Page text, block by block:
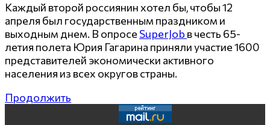
Каждый второй россиянин хотел бы, чтобы 12
апреля был государственным праздником и
выходным днем. В опросе SuperJob в честь 65-
летия полета Юрия Гагарина приняли участие 1600
представителей экономически активного
населения из всех округов страны.
Продолжить